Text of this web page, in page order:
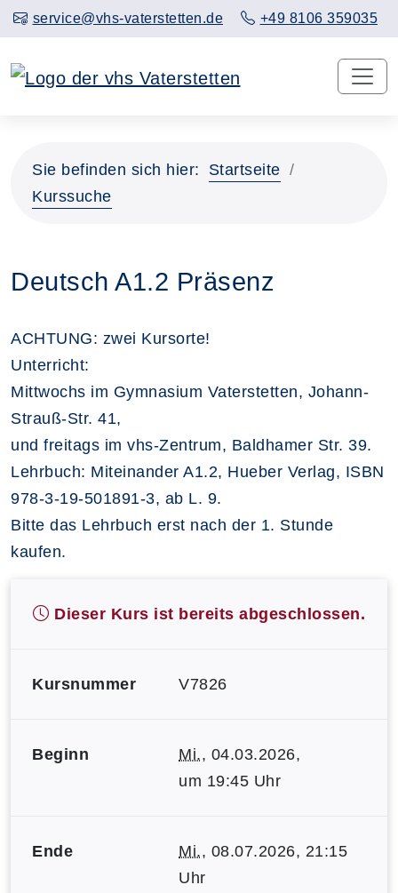
service@vhs-vaterstetten.de +49 8106 359035
Sie befinden sich hier:
Startseite
Kurssuche
Deutsch A1.2 Präsenz
ACHTUNG: zwei Kursorte!
Unterricht:
Mittwochs im Gymnasium Vaterstetten, Johann-
Strauß-Str. 41,
und freitags im vhs-Zentrum, Baldhamer Str. 39.
Lehrbuch: Miteinander A1.2, Hueber Verlag, ISBN
978-3-19-501891-3, ab L. 9.
Bitte das Lehrbuch erst nach der 1. Stunde
kaufen.
Dieser Kurs ist bereits abgeschlossen.
Kursnummer V7826
Beginn Mi., 04.03.2026,
um 19:45 Uhr
Ende Mi., 08.07.2026, 21:15
Uhr